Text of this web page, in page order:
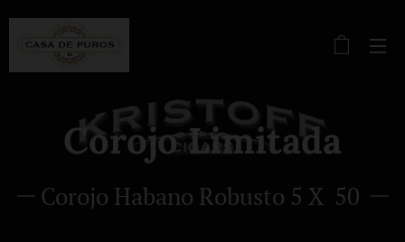
Corojo Limitada
Corojo Habano Robusto 5 X 50